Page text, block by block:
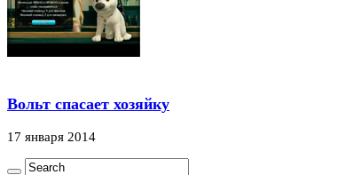
Вольт спасает хозяйку
17 января 2014